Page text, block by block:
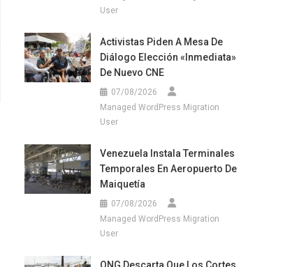
User
Activistas Piden A Mesa De
Diálogo Elección «inmediata»
De Nuevo CNE
07/08/2026
Managed WordPress Migration
User
Venezuela Instala Terminales
Temporales En Aeropuerto De
Maiquetía
07/08/2026
Managed WordPress Migration
User